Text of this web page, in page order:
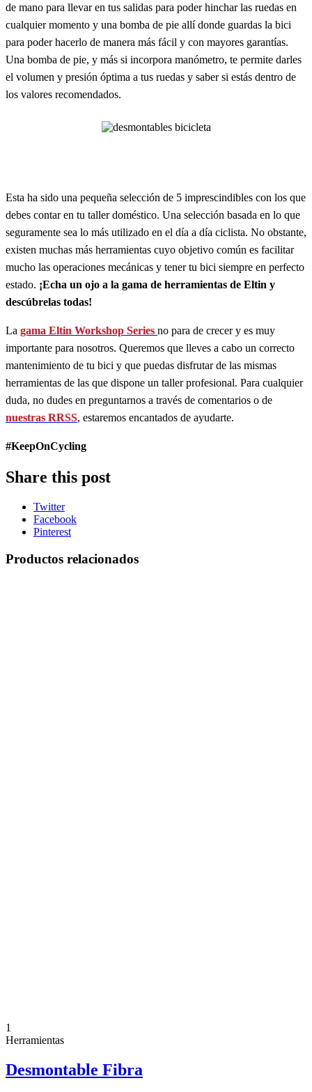
de mano para llevar en tus salidas para poder hinchar las ruedas en
cualquier momento y una bomba de pie allí donde guardas la bici
para poder hacerlo de manera más fácil y con mayores garantías.
Una bomba de pie, y más si incorpora manómetro, te permite darles
el volumen y presión óptima a tus ruedas y saber si estás dentro de
los valores recomendados.
Esta ha sido una pequeña selección de 5 imprescindibles con los que
debes contar en tu taller doméstico. Una selección basada en lo que
seguramente sea lo más utilizado en el día a día ciclista. No obstante,
existen muchas más herramientas cuyo objetivo común es facilitar
mucho las operaciones mecánicas y tener tu bici siempre en perfecto
estado. ¡Echa un ojo a la gama de herramientas de Eltin y
descúbrelas todas!
La gama Eltin Workshop Series no para de crecer y es muy
importante para nosotros. Queremos que lleves a cabo un correcto
mantenimiento de tu bici y que puedas disfrutar de las mismas
herramientas de las que dispone un taller profesional. Para cualquier
duda, no dudes en preguntarnos a través de comentarios o de
nuestras RRSS, estaremos encantados de ayudarte.
#KeepOnCycling
Share this post
Twitter
Facebook
Pinterest
Productos relacionados
1
Herramientas
Desmontable Fibra